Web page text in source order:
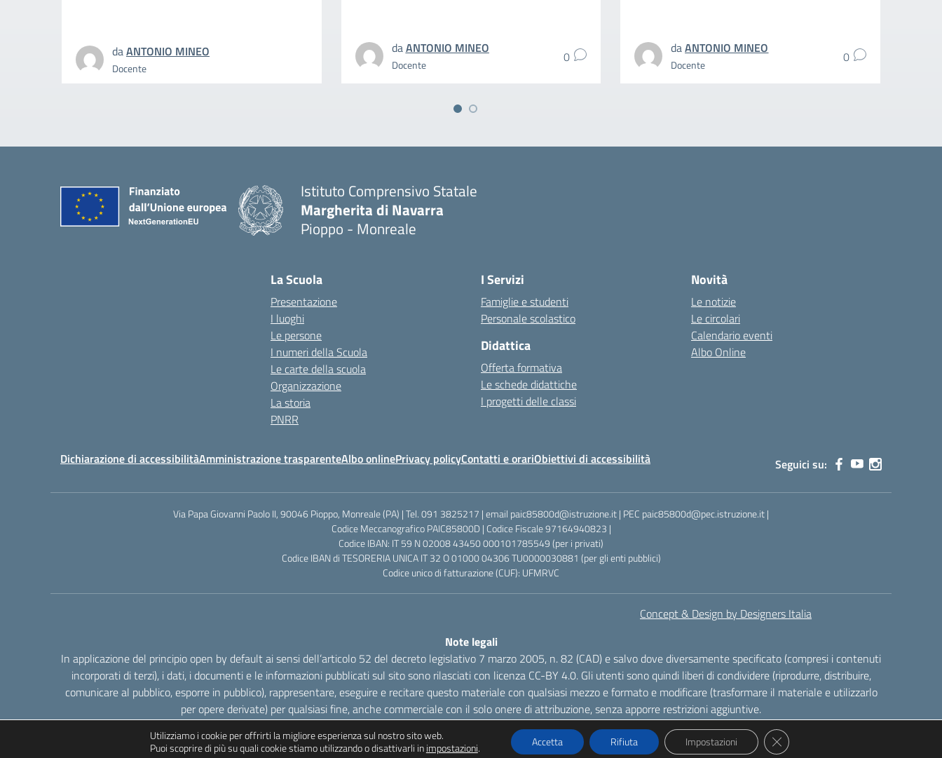
daANTONIO MINEO
Docente
daANTONIO MINEO
Docente 0
daANTONIO MINEO
Docente 0
Istituto Comprensivo Statale
Margherita di Navarra
Pioppo - Monreale
La Scuola
Presentazione
I luoghi
Le persone
I numeri della Scuola
Le carte della scuola
Organizzazione
La storia
PNRR
I Servizi
Famiglie e studenti
Personale scolastico
Didattica
Offerta formativa
Le schede didattiche
I progetti delle classi
Novità
Le notizie
Le circolari
Calendario eventi
Albo Online
Dichiarazione di accessibilitàAmministrazione trasparenteAlbo onlinePrivacy policyContatti e orariObiettivi di accessibilità Seguici su:
Via Papa Giovanni Paolo II, 90046 Pioppo, Monreale (PA) | Tel. 091 3825217 | email paic85800d@istruzione.it | PEC paic85800d@pec.istruzione.it |
Codice Meccanografico PAIC85800D | Codice Fiscale 97164940823 |
Codice IBAN: IT 59 N 02008 43450 000101785549 (per i privati)
Codice IBAN di TESORERIA UNICA IT 32 O 01000 04306 TU0000030881 (per gli enti pubblici)
Codice unico di fatturazione (CUF): UFMRVC
Concept & Design by Designers Italia
Note legali
In applicazione del principio open by default ai sensi dell’articolo 52 del decreto legislativo 7 marzo 2005, n. 82 (CAD) e salvo dove diversamente specificato (compresi i contenuti
incorporati di terzi), i dati, i documenti e le informazioni pubblicati sul sito sono rilasciati con licenza CC-BY 4.0. Gli utenti sono quindi liberi di condividere (riprodurre, distribuire,
comunicare al pubblico, esporre in pubblico), rappresentare, eseguire e recitare questo materiale con qualsiasi mezzo e formato e modificare (trasformare il materiale e utilizzarlo
per opere derivate) per qualsiasi fine, anche commerciale con il solo onere di attribuzione, senza apporre restrizioni aggiuntive.
Utilizziamo i cookie per offrirti la migliore esperienza sul nostro sito web.
Puoi scoprire di più su quali cookie stiamo utilizzando o disattivarli inimpostazioni. Accetta Rifiuta Impostazioni Close GDPR Cookie Banner